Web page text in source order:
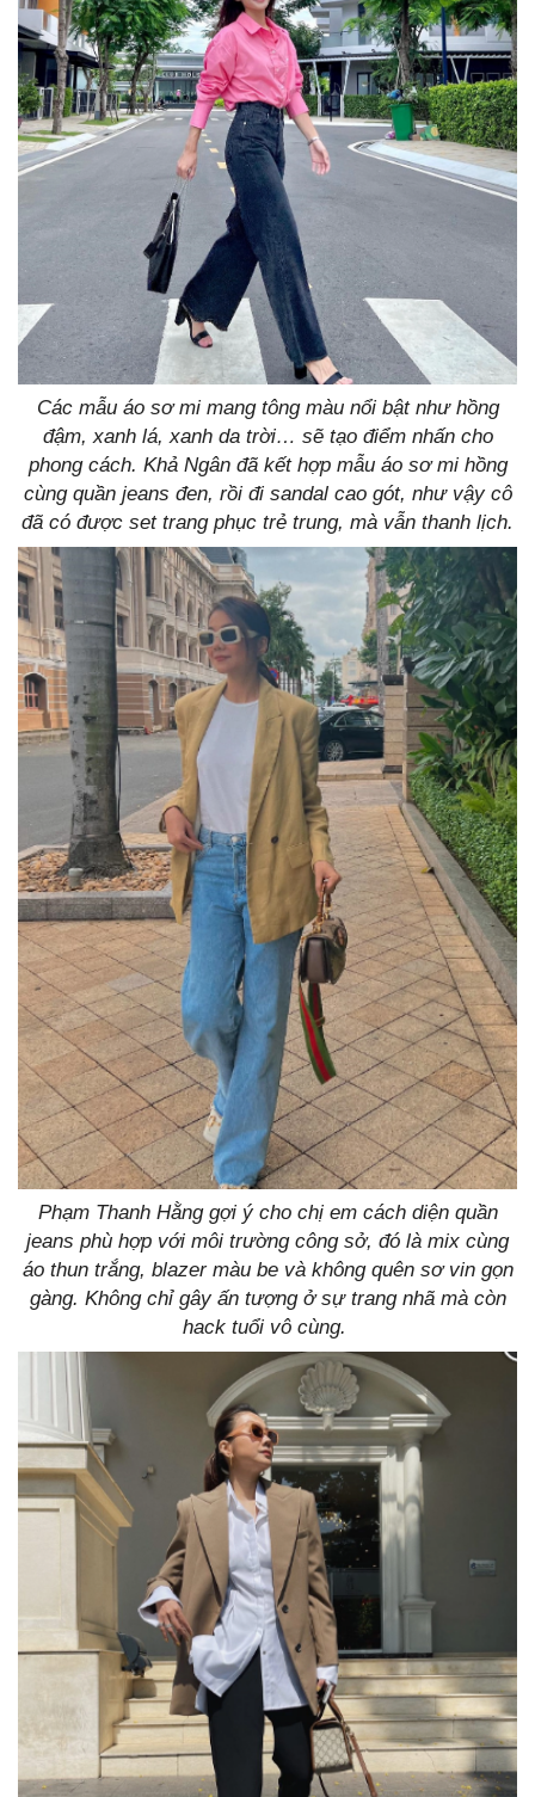
Các mẫu áo sơ mi mang tông màu nổi bật như hồng
đậm, xanh lá, xanh da trời… sẽ tạo điểm nhấn cho
phong cách. Khả Ngân đã kết hợp mẫu áo sơ mi hồng
cùng quần jeans đen, rồi đi sandal cao gót, như vậy cô
đã có được set trang phục trẻ trung, mà vẫn thanh lịch.
Phạm Thanh Hằng gợi ý cho chị em cách diện quần
jeans phù hợp với môi trường công sở, đó là mix cùng
áo thun trắng, blazer màu be và không quên sơ vin gọn
gàng. Không chỉ gây ấn tượng ở sự trang nhã mà còn
hack tuổi vô cùng.